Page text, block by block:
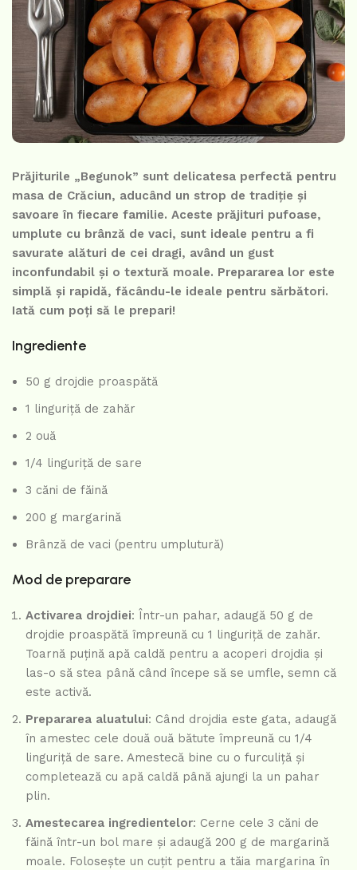
Prăjiturile „Begunok” sunt delicatesa perfectă pentru
masa de Crăciun, aducând un strop de tradiție și
savoare în fiecare familie. Aceste prăjituri pufoase,
umplute cu brânză de vaci, sunt ideale pentru a fi
savurate alături de cei dragi, având un gust
inconfundabil și o textură moale. Prepararea lor este
simplă și rapidă, făcându-le ideale pentru sărbători.
Iată cum poți să le prepari!
Ingrediente
50 g drojdie proaspătă
1 linguriță de zahăr
2 ouă
1/4 linguriță de sare
3 căni de făină
200 g margarină
Brânză de vaci (pentru umplutură)
Mod de preparare
Activarea drojdiei: Într-un pahar, adaugă 50 g de
drojdie proaspătă împreună cu 1 linguriță de zahăr.
Toarnă puțină apă caldă pentru a acoperi drojdia și
las-o să stea până când începe să se umfle, semn că
este activă.
Prepararea aluatului: Când drojdia este gata, adaugă
în amestec cele două ouă bătute împreună cu 1/4
linguriță de sare. Amestecă bine cu o furculiță și
completează cu apă caldă până ajungi la un pahar
plin.
Amestecarea ingredientelor: Cerne cele 3 căni de
făină într-un bol mare și adaugă 200 g de margarină
moale. Folosește un cuțit pentru a tăia margarina în